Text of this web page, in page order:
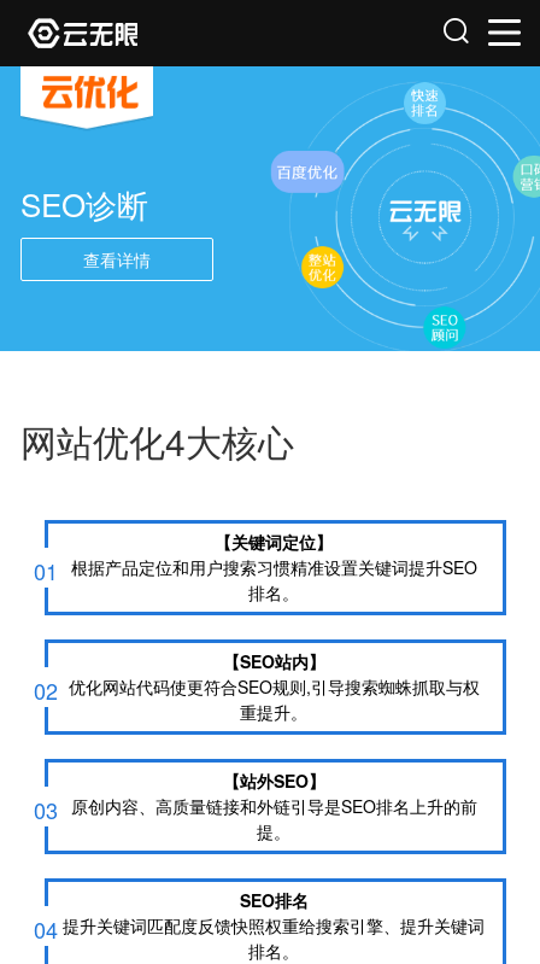
SEO诊断
查看详情
网站优化4大核心
01
【关键词定位】
根据产品定位和用户搜索习惯精准设置关键词提升SEO
排名。
02
【SEO站内】
优化网站代码使更符合SEO规则,引导搜索蜘蛛抓取与权
重提升。
03
【站外SEO】
原创内容、高质量链接和外链引导是SEO排名上升的前
提。
04
SEO排名
提升关键词匹配度反馈快照权重给搜索引擎、提升关键词
排名。